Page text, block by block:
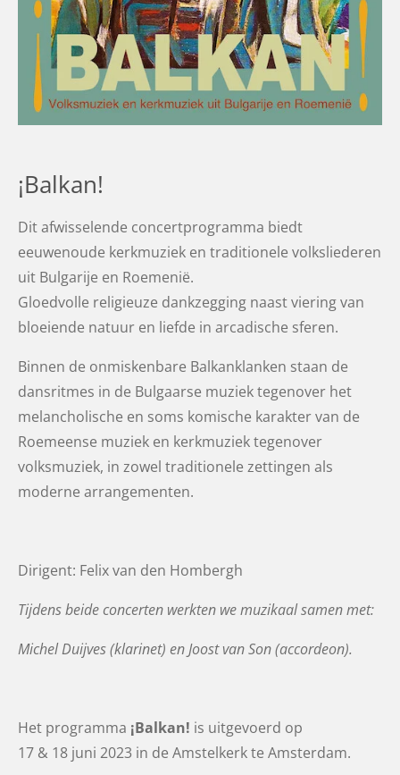
¡Balkan!
Dit afwisselende concertprogramma biedt
eeuwenoude kerkmuziek en traditionele volksliederen
uit Bulgarije en Roemenië.
Gloedvolle religieuze dankzegging naast viering van
bloeiende natuur en liefde in arcadische sferen.
Binnen de onmiskenbare Balkanklanken staan de
dansritmes in de Bulgaarse muziek tegenover het
melancholische en soms komische karakter van de
Roemeense muziek en kerkmuziek tegenover
volksmuziek, in zowel traditionele zettingen als
moderne arrangementen.
Dirigent: Felix van den Hombergh
Tijdens beide concerten werkten we muzikaal samen met:
Michel Duijves (klarinet) en Joost van Son (accordeon).
Het programma ¡Balkan! is uitgevoerd op
17 & 18 juni 2023 in de Amstelkerk te Amsterdam.